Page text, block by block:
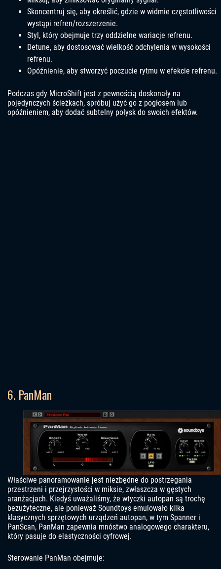
Skoncentruj się, aby określić, gdzie w widmie częstotliwości
wystąpi refren/rozszerzenie.
Styl, który obejmuje trzy oddzielne wariacje refrenu.
Detune, aby dostosować wielkość odchylenia w wysokości
refrenu.
Opóźnienie, aby stworzyć poczucie rytmu w efekcie refrenu.
Podczas gdy MicroShift jest z pewnością doskonały na
pojedynczych ścieżkach, spróbuj użyć go z pogłosem lub
opóźnieniem, aby dodać subtelny połysk do swoich efektów.
6. PanMan
Właściwe panoramowanie jest niezbędne do postrzegania
przestrzeni i przejrzystości w miksie, zwłaszcza w gęstych
aranżacjach. Kiedyś uważaliśmy, że wtyczki autopan są trochę
bezużyteczne, ale ponieważ Soundtoys emulowało kilka
klasycznych sprzętowych urządzeń autopan, w tym Spanner i
PanScan, PanMan zapewnia mnóstwo analogowego charakteru,
który pasuje do elastyczności cyfrowej.
Sterowanie PanMan obejmuje: